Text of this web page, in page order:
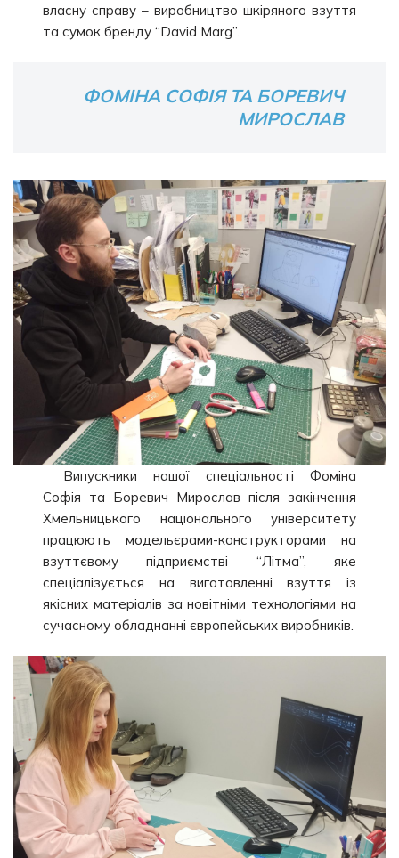
власну справу – виробництво шкіряного взуття
та сумок бренду “David Marg”.
ФОМІНА СОФІЯ ТА БОРЕВИЧ
МИРОСЛАВ
Випускники нашої спеціальності Фоміна
Софія та Боревич Мирослав після закінчення
Хмельницького національного університету
працюють модельєрами-конструкторами на
взуттєвому підприємстві “Літма”, яке
спеціалізується на виготовленні взуття із
якісних матеріалів за новітніми технологіями на
сучасному обладнанні європейських виробників.